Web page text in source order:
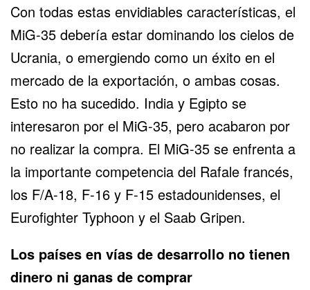
Con todas estas envidiables características, el
MiG-35 debería estar dominando los cielos de
Ucrania, o emergiendo como un éxito en el
mercado de la exportación, o ambas cosas.
Esto no ha sucedido. India y Egipto se
interesaron por el MiG-35, pero acabaron por
no realizar la compra. El MiG-35 se enfrenta a
la importante competencia del Rafale francés,
los F/A-18, F-16 y F-15 estadounidenses, el
Eurofighter Typhoon y el Saab Gripen.
Los países en vías de desarrollo no tienen
dinero ni ganas de comprar